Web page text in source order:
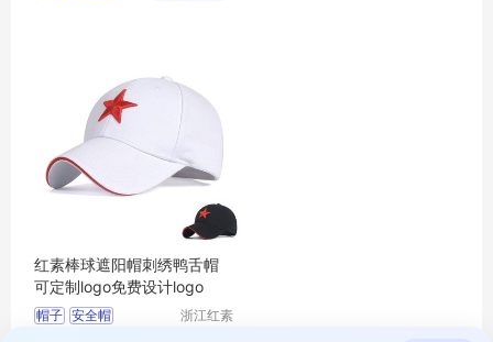
红素棒球遮阳帽刺绣鸭舌帽
可定制logo免费设计logo
帽子 安全帽
浙江红素